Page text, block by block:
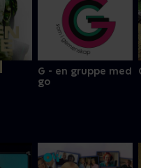
G - en gruppe med
go